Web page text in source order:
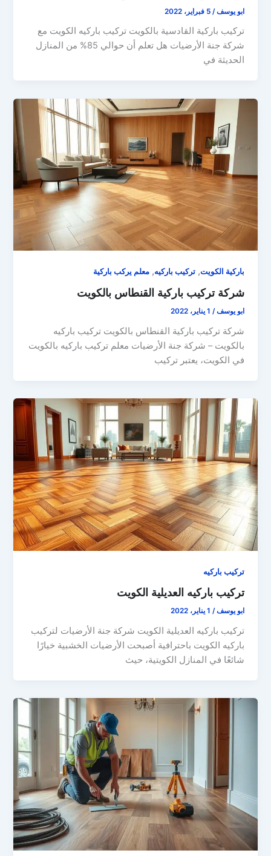
ابو يوسف/5 فبراير، 2022
تركيب باركية القادسية بالكويت تركيب باركيه الكويت مع
شركة جنة الأرضيات هل تعلم أن حوالي 85% من المنازل
الحديثة في
باركية الكويت,تركيب باركيه,معلم يركب باركية
شركة تركيب باركية القنطاس بالكويت
ابو يوسف/ 1 يناير، 2022
شركة تركيب باركية القنطاس بالكويت تركيب باركيه
بالكويت – شركة جنة الأرضيات معلم تركيب باركيه بالكويت
في الكويت، يعتبر تركيب
تركيب باركيه
تركيب باركيه العديلية الكويت
ابو يوسف/ 1 يناير، 2022
تركيب باركيه العديلية الكويت شركة جنة الأرضيات لتركيب
باركيه الكويت باحترافية أصبحت الأرضيات الخشبية خيارًا
شائعًا في المنازل الكويتية، حيث